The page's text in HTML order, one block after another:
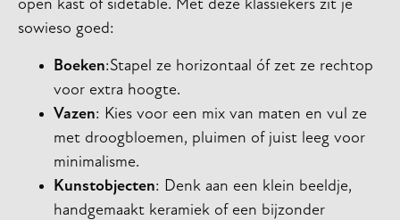
open kast of sidetable. Met deze klassiekers zit je
sowieso goed:
Boeken:Stapel ze horizontaal óf zet ze rechtop
voor extra hoogte.
Vazen: Kies voor een mix van maten en vul ze
met droogbloemen, pluimen of juist leeg voor
minimalisme.
Kunstobjecten: Denk aan een klein beeldje,
handgemaakt keramiek of een bijzonder